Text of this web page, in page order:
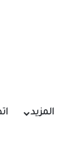
المزيد